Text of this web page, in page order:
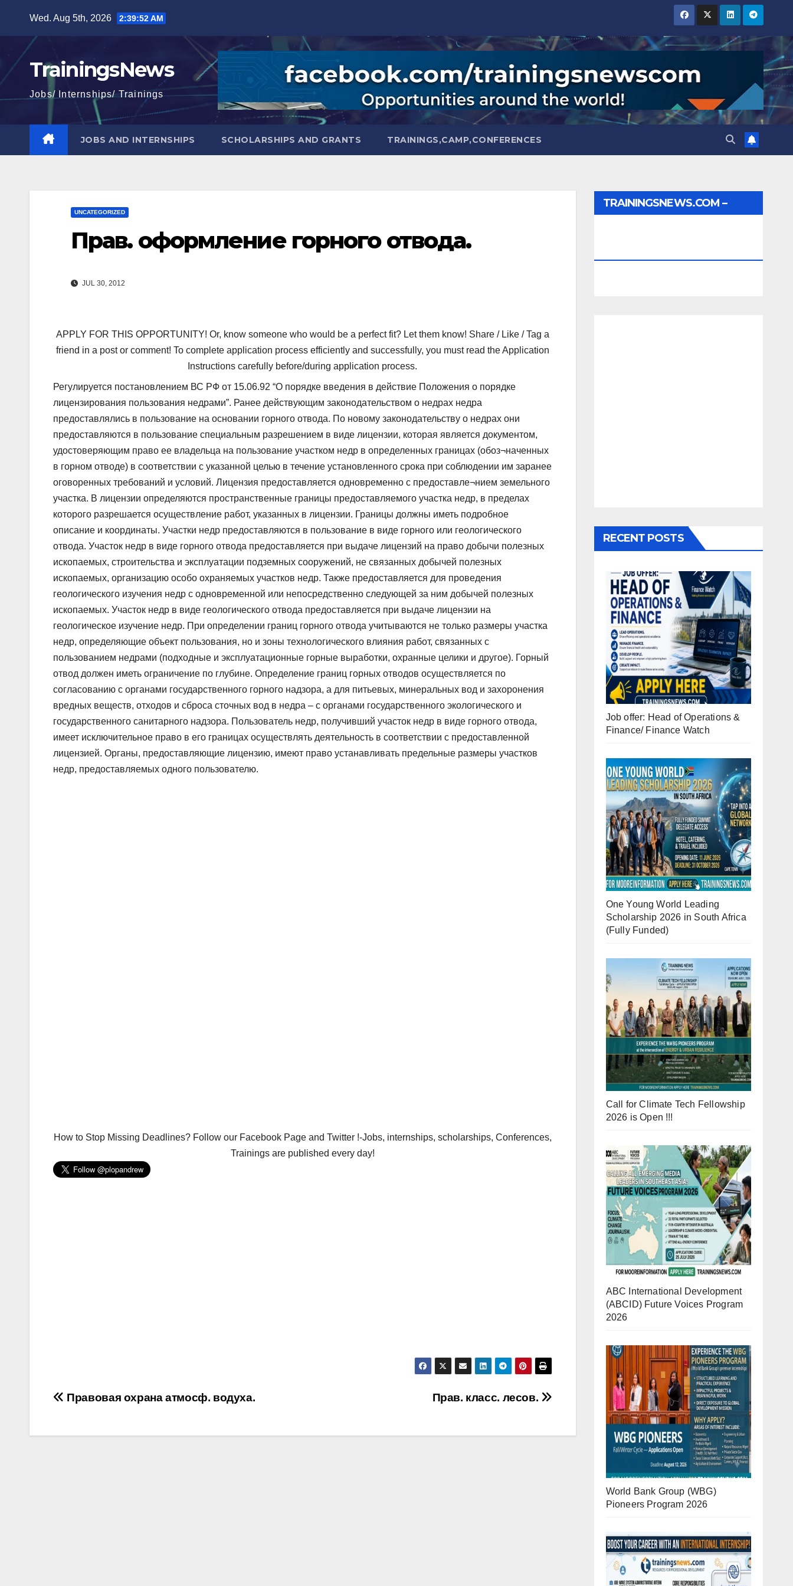
content
Wed. Aug 5th, 2026 2:39:53 AM
TrainingsNews
Jobs/ Internships/ Trainings
JOBS AND INTERNSHIPS SCHOLARSHIPS AND GRANTS TRAININGS,CAMP,CONFERENCES
UNCATEGORIZED
Прав. оформление горного отвода.
JUL 30, 2012
APPLY FOR THIS OPPORTUNITY! Or, know someone who would be a perfect fit? Let them know! Share / Like / Tag a
friend in a post or comment! To complete application process efficiently and successfully, you must read the Application
Instructions carefully before/during application process.
Регулируется постановлением ВС РФ от 15.06.92 “О порядке введения в действие Положения о порядке
лицензирования пользования недрами”. Ранее действующим законодательством о недрах недра
предоставлялись в пользование на основании горного отвода. По новому законодательству о недрах они
предоставляются в пользование специальным разрешением в виде лицензии, которая является документом,
удостоверяющим право ее владельца на пользование участком недр в определенных границах (обоз¬наченных
в горном отводе) в соответствии с указанной целью в течение установленного срока при соблюдении им заранее
оговоренных требований и условий. Лицензия предоставляется одновременно с предоставле¬нием земельного
участка. В лицензии определяются пространственные границы предоставляемого участка недр, в пределах
которого разрешается осуществление работ, указанных в лицензии. Границы должны иметь подробное
описание и координаты. Участки недр предоставляются в пользование в виде горного или геологического
отвода. Участок недр в виде горного отвода предоставляется при выдаче лицензий на право добычи полезных
ископаемых, строительства и эксплуатации подземных сооружений, не связанных добычей полезных
ископаемых, организацию особо охраняемых участков недр. Также предоставляется для проведения
геологического изучения недр с одновременной или непосредственно следующей за ним добычей полезных
ископаемых. Участок недр в виде геологического отвода предоставляется при выдаче лицензии на
геологическое изучение недр. При определении границ горного отвода учитываются не только размеры участка
недр, определяющие объект пользования, но и зоны технологического влияния работ, связанных с
пользованием недрами (подходные и эксплуатационные горные выработки, охранные целики и другое). Горный
отвод должен иметь ограничение по глубине. Определение границ горных отводов осуществляется по
согласованию с органами государственного горного надзора, а для питьевых, минеральных вод и захоронения
вредных веществ, отходов и сброса сточных вод в недра – с органами государственного экологического и
государственного санитарного надзора. Пользователь недр, получивший участок недр в виде горного отвода,
имеет исключительное право в его границах осуществлять деятельность в соответствии с предоставленной
лицензией. Органы, предоставляющие лицензию, имеют право устанавливать предельные размеры участков
недр, предоставляемых одного пользователю.
How to Stop Missing Deadlines? Follow our Facebook Page and Twitter !-Jobs, internships, scholarships, Conferences,
Trainings are published every day!
Post
Прав. класс. лесов.
Правовая охрана атмосф. водуха.
TRAININGSNEWS.COM –
RECENT POSTS
Job offer: Head of Operations &
Finance/ Finance Watch
One Young World Leading
Scholarship 2026 in South Africa
(Fully Funded)
Call for Climate Tech Fellowship
2026 is Open !!!
ABC International Development
(ABCID) Future Voices Program
2026
World Bank Group (WBG)
Pioneers Program 2026